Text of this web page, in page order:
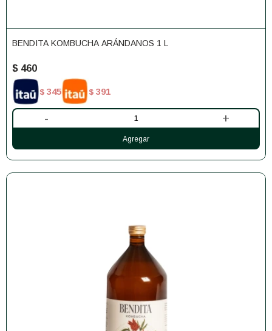
BENDITA KOMBUCHA ARÁNDANOS 1 L
$ 460
$ 345 $ 391
- +